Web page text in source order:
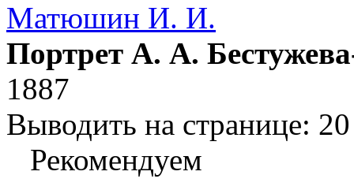
Матюшин И. И.
Портрет А. А.
1887
Выводить на странице: 20
Рекомендуем